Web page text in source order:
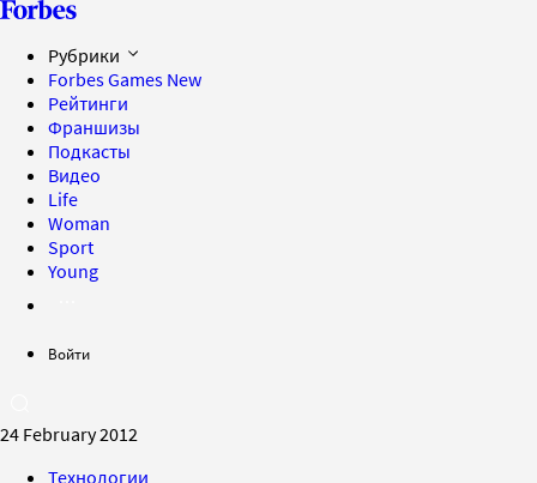
Рубрики
Forbes Games New
Рейтинги
Франшизы
Подкасты
Видео
Life
Woman
Sport
Young
Войти
24 February 2012
Технологии